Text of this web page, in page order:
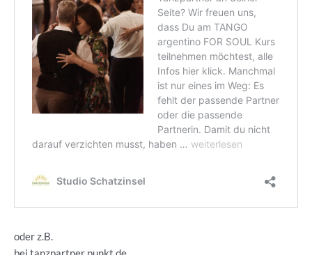
oder z.B.